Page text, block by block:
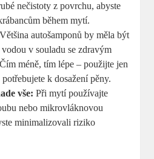
nečistoty z povrchu, abyste
během mytí.
Většina autošamponů by měla být
vodou v souladu se zdravým
méně, tím lépe – použijte jen
k dosažení pěny.
vše: Při mytí používajte
nebo mikrovláknovou
minimalizovali riziko